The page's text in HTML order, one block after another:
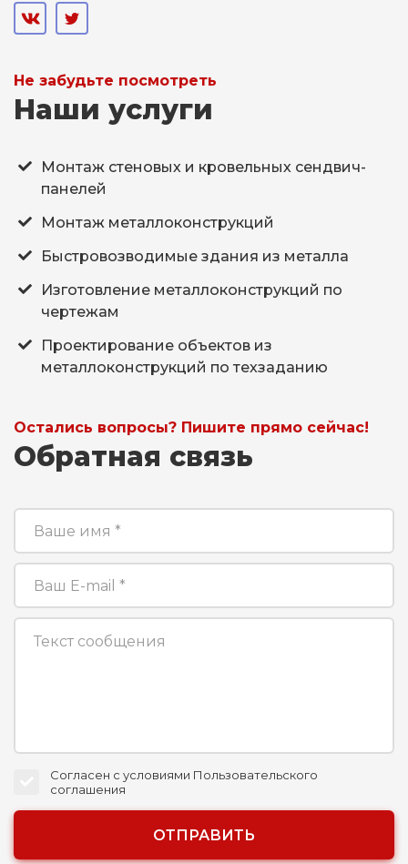
Не забудьте посмотреть
Наши услуги
Монтаж стеновых и кровельных сендвич-
панелей
Монтаж металлоконструкций
Быстровозводимые здания из металла
Изготовление металлоконструкций по
чертежам
Проектирование объектов из
металлоконструкций по техзаданию
Остались вопросы? Пишите прямо сейчас!
Обратная связь
Согласен с условиями Пользовательского
соглашения